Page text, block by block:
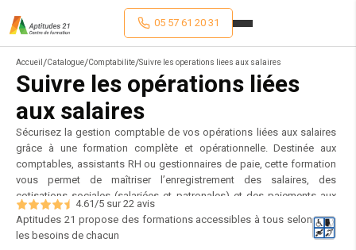
05 57 61 20 31
Accueil /Catalogue/Comptabilite/Suivre les operations liees aux salaires
Suivre les opérations liées
aux salaires
Sécurisez la gestion comptable de vos opérations liées aux salaires
grâce à une formation complète et opérationnelle. Destinée aux
comptables, assistants RH ou gestionnaires de paie, cette formation
vous permet de maîtriser l’enregistrement des salaires, des
cotisations sociales (salariées et patronales) et des paiements aux
organismes sociaux. Vous apprendrez à comptabiliser les opérations
spécifiques : notes de frais, IJSS, titres-restaurant, acomptes, aides à
l’emploi, indemnités de fin de contrat, prélèvement à la source… Vous
4.61/5 sur22 avis
Aptitudes 21 propose des formations accessibles à tous selon
les besoins de chacun